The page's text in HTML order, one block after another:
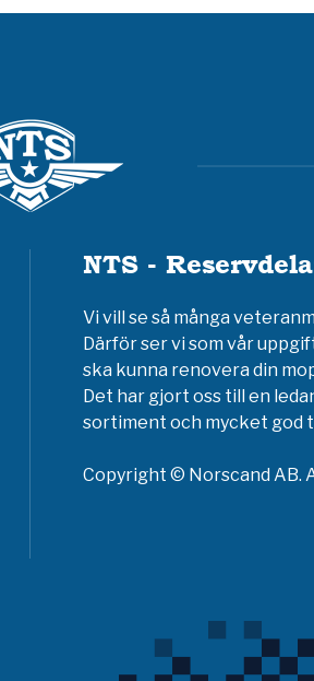
NTS -
Vi vill se så många
Därför ser vi som vår
ska kunna renovera din
Det har gjort oss till en
sortiment och mycket god
Copyright © Norscand AB.